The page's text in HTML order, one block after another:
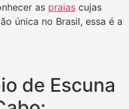
as praias cujas
única no Brasil, essa é a
de Escuna